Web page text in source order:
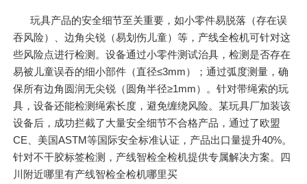
玩具产品的安全细节至关重要，如小零件易脱落（存在误
吞风险）、边角尖锐（易划伤儿童）等，产线全检机可针对这
些风险点进行检测。设备通过小零件测试治具，检测是否存在
易被儿童误吞的细小部件（直径≤3mm）；通过弧度测量，确
保所有边角圆润无尖锐（圆角半径≥1mm）。针对带绳索的玩
具，设备还能检测绳索长度，避免缠绕风险。某玩具厂加装该
设备后，成功拦截了大量安全细节不合格产品，通过了欧盟
CE、美国ASTM等国际安全标准认证，产品出口量提升40%。
针对不干胶标签检测，产线智检全检机提供专属解决方案。四
川附近哪里有产线智检全检机哪里买